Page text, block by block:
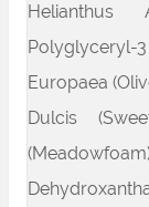
Helianthus
Europaea
Dulcis